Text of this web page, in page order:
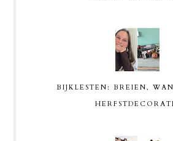
BIJKLESTEN: BREIEN,